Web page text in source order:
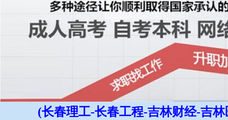
(长春理工-长春工程-吉林财经-吉